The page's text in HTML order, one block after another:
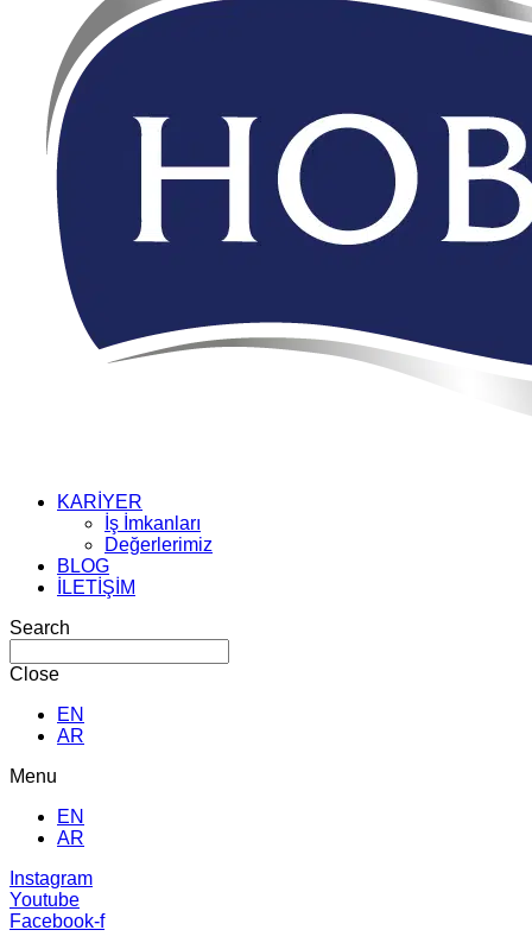
KARİYER
İş İmkanları
Değerlerimiz
BLOG
İLETİŞİM
Search
Close
EN
AR
Menu
EN
AR
Instagram
Youtube
Facebook-f